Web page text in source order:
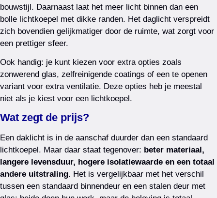
bouwstijl. Daarnaast laat het meer licht binnen dan een
bolle lichtkoepel met dikke randen. Het daglicht verspreidt
zich bovendien gelijkmatiger door de ruimte, wat zorgt voor
een prettiger sfeer.
Ook handig: je kunt kiezen voor extra opties zoals
zonwerend glas, zelfreinigende coatings of een te openen
variant voor extra ventilatie. Deze opties heb je meestal
niet als je kiest voor een lichtkoepel.
Wat zegt de prijs?
Een daklicht is in de aanschaf duurder dan een standaard
lichtkoepel. Maar daar staat tegenover: beter materiaal,
langere levensduur, hogere isolatiewaarde en een totaal
andere uitstraling. Het is vergelijkbaar met het verschil
tussen een standaard binnendeur en een stalen deur met